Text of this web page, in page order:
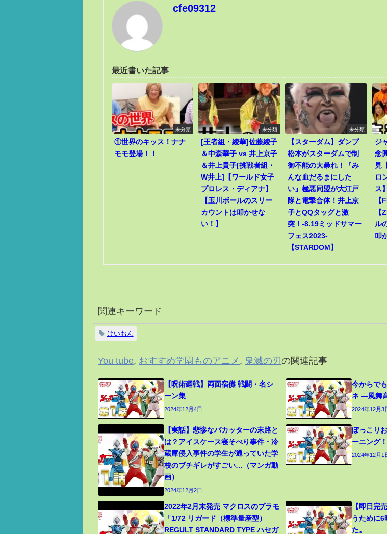
cfe09312
最近書いた記事
未分類
①世界のキッス！ナナ
モモ登場！！
未分類
[王者組・綾華]佐藤綾子
＆中森華子 vs 井上京子
＆井上貴子[挑戦者組・
W井上]【ワールド女子
プロレス・ディアナ】
【玉川ボールのスリー
カウントは叩かせな
い！】
未分類
【スターダム】ダンプ
松本がスターダムで制
御不能の大暴れ！『み
んな血だるまにした
い』極悪同盟が大江戸
隊と電撃合体！井上京
子とQQタッグと激
突！-8.19ミッドサマー
フェス2023-
【STARDOM】
ジ
念
見
ロ
ス
【
【
ル
叩
関連キーワード
けいおん
You tube, おすすめ学園ものアニメ , 鬼滅の刃の関連記事
【呪術廻戦】両面宿儺 戦闘・名シ
ーン集
2024年12月4日
今からで
ネ ―風舞
2024年12月3
【実話】悲惨なバカッターの末路と
は？アイスケース寝そべり事件・冷
蔵庫侵入事件の学生が通っていた学
校のブチギレがすごい…（マンガ動
画）
2024年12月2日
ぽっこり
ーニング
2024年12月1
2022年2月末発売 マクロスのプラモ
「1/72 リガード（標準量産型）
REGULT STANDARD TYPE ハセガ
【即日完
うために6
た。